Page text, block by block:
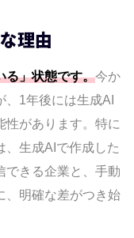
理由
る」状態です。今か
1年後には生成AI
性があります。特に
、生成AIで作成した
できる企業と、手動
、明確な差がつき始